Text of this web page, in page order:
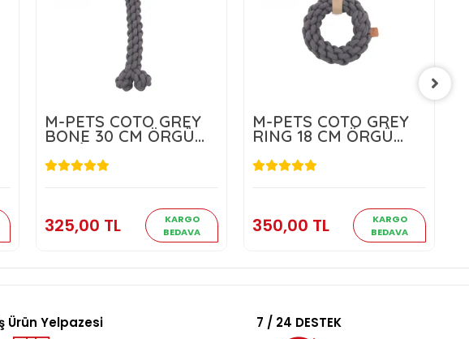
M-PETS COTO GREY
BONE 30 CM ÖRGÜ
KEMİK OYUNCAK
325,00 TL
KARGO
BEDAVA
325,00 TL
Sepete Ekle
M-PETS COTO GREY
RING 18 CM ÖRGÜ
350,00 TL
KARGO
BEDAVA
350,00 TL
Sepete Ekle
Ürün Yelpazesi 7 / 24 DESTEK